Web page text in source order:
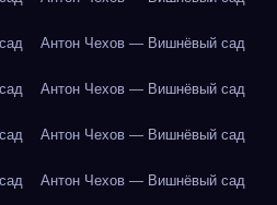
Антон Чехов — Вишнёвый сад
Антон Чехов — Вишнёвый сад
Антон Чехов — Вишнёвый сад
Антон Чехов — Вишнёвый сад